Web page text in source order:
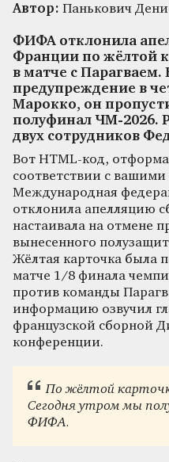
Автор: Панькович
ФИФА отклонила
Франции по жёлтой
в матче с Парагваем.
предупреждение в
Марокко, он
полуфинал ЧМ-2026.
двух сотрудников
Вот HTML-код,
соответствии с
Международная
отклонила апелляцию
настаивала на отмене
вынесенного
Жёлтая карточка была
матче 1/8 финала
против команды
информацию озвучил
французской сборной
конференции.
По жёлтой
Сегодня утром мы
ФИФА.